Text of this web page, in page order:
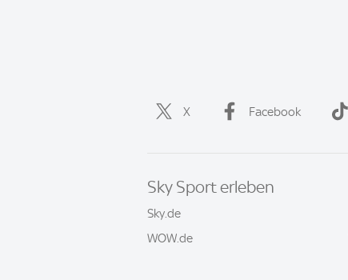
X Facebook
Sky Sport erleben
Sky.de
WOW.de